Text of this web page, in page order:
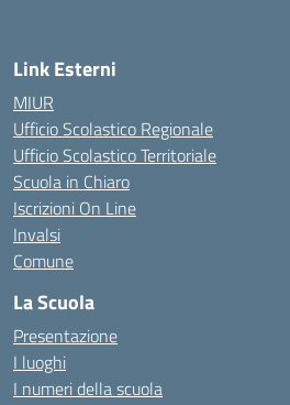
Link Esterni
MIUR
Ufficio Scolastico Regionale
Ufficio Scolastico Territoriale
Scuola in Chiaro
Iscrizioni On Line
Invalsi
Comune
La Scuola
Presentazione
I luoghi
I numeri della scuola